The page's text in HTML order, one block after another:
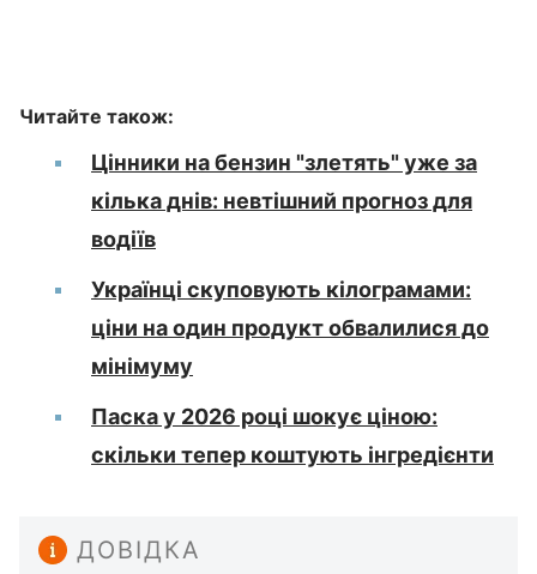
Читайте також:
Цінники на бензин "злетять" уже за
кілька днів: невтішний прогноз для
водіїв
Українці скуповують кілограмами:
ціни на один продукт обвалилися до
мінімуму
Паска у 2026 році шокує ціною:
скільки тепер коштують інгредієнти
ДОВІДКА